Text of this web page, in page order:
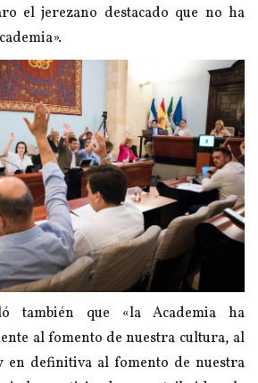
el jerezano destacado que no ha
también que «la Academia ha
al fomento de nuestra cultura, al
en definitiva al fomento de nuestra